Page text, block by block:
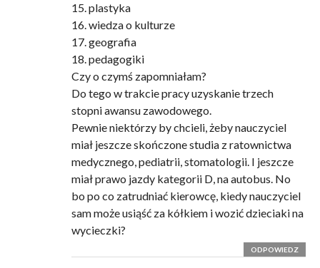
15. plastyka
16. wiedza o kulturze
17. geografia
18. pedagogiki
Czy o czymś zapomniałam?
Do tego w trakcie pracy uzyskanie trzech
stopni awansu zawodowego.
Pewnie niektórzy by chcieli, żeby nauczyciel
miał jeszcze skończone studia z ratownictwa
medycznego, pediatrii, stomatologii. I jeszcze
miał prawo jazdy kategorii D, na autobus. No
bo po co zatrudniać kierowcę, kiedy nauczyciel
sam może usiąść za kółkiem i wozić dzieciaki na
wycieczki?
ODPOWIEDZ